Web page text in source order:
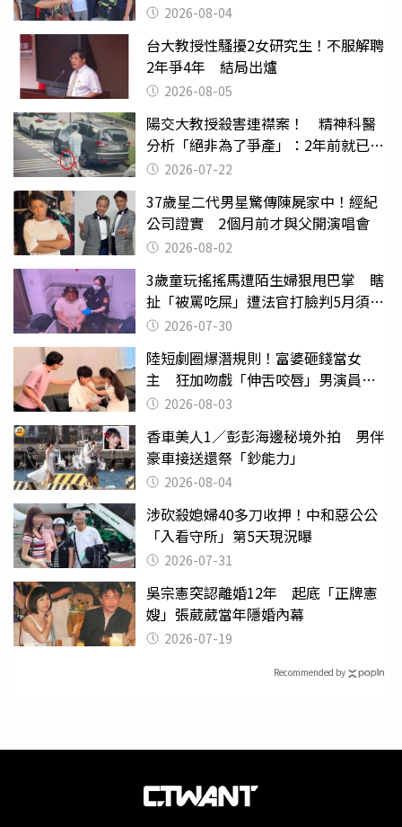
2026-08-04
台大教授性騷擾2女研究生！不服解聘
2年爭4年 結局出爐
2026-08-05
陽交大教授殺害連襟案！ 精神科醫
分析「絕非為了爭產」：2年前就已言
行詭異
2026-07-22
37歲星二代男星驚傳陳屍家中！經紀
公司證實 2個月前才與父開演唱會
2026-08-02
3歲童玩搖搖馬遭陌生婦狠甩巴掌 瞎
扯「被罵吃屎」遭法官打臉判5月須入
監 2026-07-30
陸短劇圈爆潛規則！富婆砸錢當女
主 狂加吻戲「伸舌咬唇」男演員崩
潰 2026-08-03
香車美人1／彭彭海邊秘境外拍 男伴
豪車接送還祭「鈔能力」
2026-08-04
涉砍殺媳婦40多刀收押！中和惡公公
「入看守所」第5天現況曝
2026-07-31
吳宗憲突認離婚12年 起底「正牌憲
嫂」張葳葳當年隱婚內幕
2026-07-19
Recommended by